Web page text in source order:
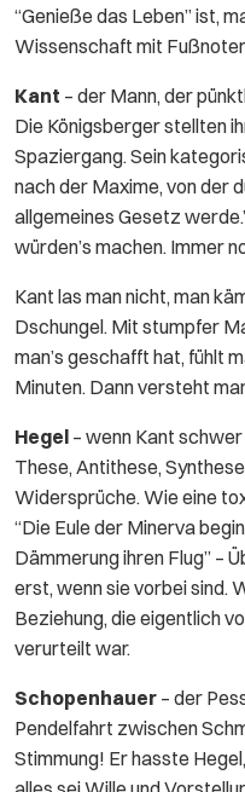
“Genieße das Leben” ist,
Wissenschaft mit
Kant – der Mann, der
Die Königsberger stellten
Spaziergang. Sein
nach der Maxime, von der
allgemeines Gesetz
würden’s machen. Immer
Kant las man nicht, man
Dschungel. Mit stumpfer
man’s geschafft hat, fühlt
Minuten. Dann versteht
Hegel – wenn Kant
These, Antithese,
Widersprüche. Wie eine
“Die Eule der Minerva
Dämmerung ihren Flug” –
erst, wenn sie vorbei sind.
Beziehung, die eigentlich
verurteilt war.
Schopenhauer – der
Pendelfahrt zwischen
Stimmung! Er hasste